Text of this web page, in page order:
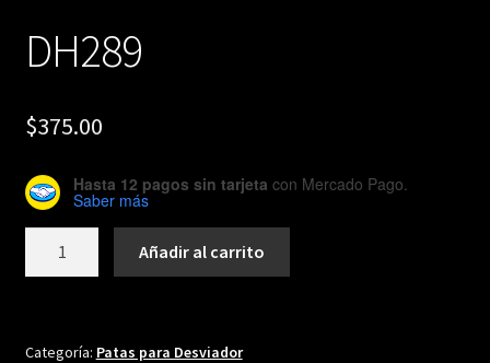
DH289
$375.00
Hasta 12 pagos sin tarjeta con Mercado Pago.
Saber más
Añadir al carrito
Categoría: Patas para Desviador